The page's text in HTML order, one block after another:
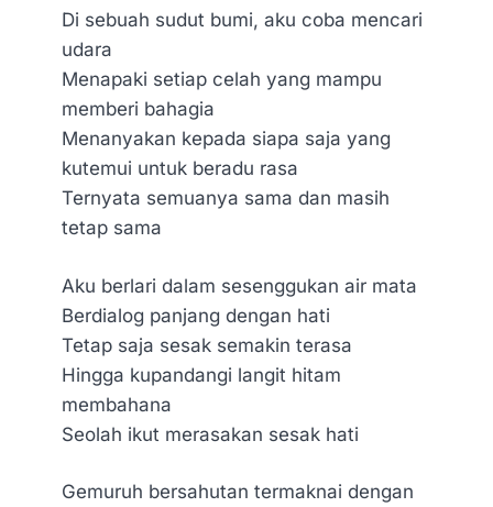
Di sebuah sudut bumi, aku coba mencari
udara
Menapaki setiap celah yang mampu
memberi bahagia
Menanyakan kepada siapa saja yang
kutemui untuk beradu rasa
Ternyata semuanya sama dan masih
tetap sama
Aku berlari dalam sesenggukan air mata
Berdialog panjang dengan hati
Tetap saja sesak semakin terasa
Hingga kupandangi langit hitam
membahana
Seolah ikut merasakan sesak hati
Gemuruh bersahutan termaknai dengan